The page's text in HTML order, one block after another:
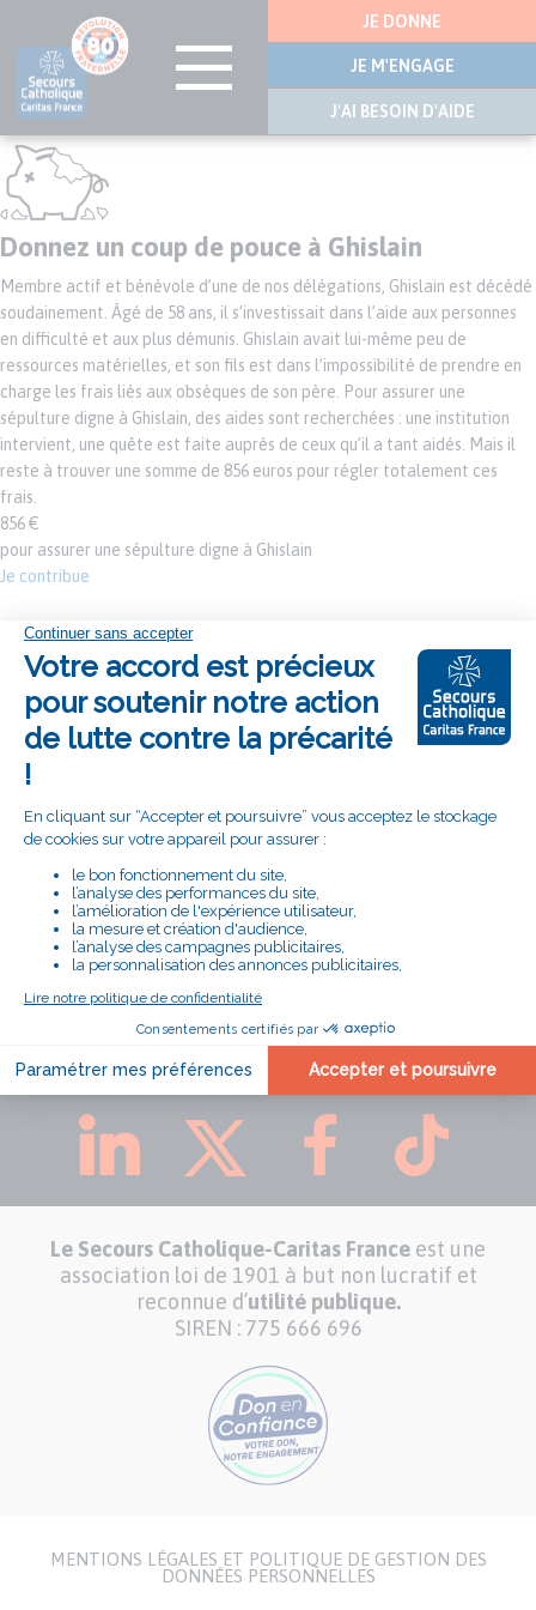
Aller
au
contenu
principal
latérale
JE DONNE
JE M'ENGAGE
J'AI BESOIN D'AIDE
Donnez un coup de pouce à Ghislain
Membre actif et bénévole d’une de nos délégations, Ghislain est décédé
soudainement. Âgé de 58 ans, il s’investissait dans l’aide aux personnes
en difficulté et aux plus démunis. Ghislain avait lui-même peu de
ressources matérielles, et son fils est dans l’impossibilité de prendre en
charge les frais liés aux obsèques de son père. Pour assurer une
sépulture digne à Ghislain, des aides sont recherchées : une institution
intervient, une quête est faite auprès de ceux qu’il a tant aidés. Mais il
reste à trouver une somme de 856 euros pour régler totalement ces
frais.
856 €
pour assurer une sépulture digne à Ghislain
Je contribue
RETROUVEZ LE SECOURS CATHOLIQUE
CARITAS FRANCE SUR :
Le Secours Catholique-Caritas France est une
association loi de 1901 à but non lucratif et
reconnue d’utilité publique.
SIREN : 775 666 696
MENTIONS LÉGALES ET POLITIQUE DE GESTION DES
DONNÉES PERSONNELLES